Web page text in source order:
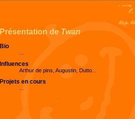
Présentation de Twan
Bio
Influences
Arthur de pins, Augustin, Dutto...
Projets en cours